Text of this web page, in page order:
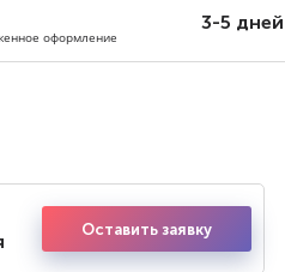
оформление
3-5 дней
Оставить заявку